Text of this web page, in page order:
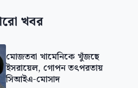
খবর
মোজতবা খামেনিকে খুঁজছে
ইসরায়েল, গোপন তৎপরতায়
সিআইএ-মোসাদ